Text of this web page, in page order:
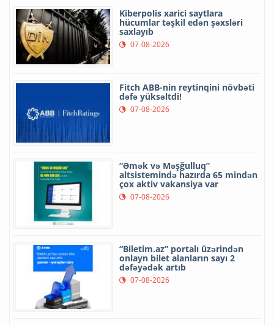
Kiberpolis xarici saytlara
hücumlar təşkil edən şəxsləri
saxlayıb
07-08-2026
Fitch ABB-nin reytinqini növbəti
dəfə yüksəltdi!
07-08-2026
“Əmək və Məşğulluq”
altsistemində hazırda 65 mindən
çox aktiv vakansiya var
07-08-2026
“Biletim.az” portalı üzərindən
onlayn bilet alanların sayı 2
dəfəyədək artıb
07-08-2026